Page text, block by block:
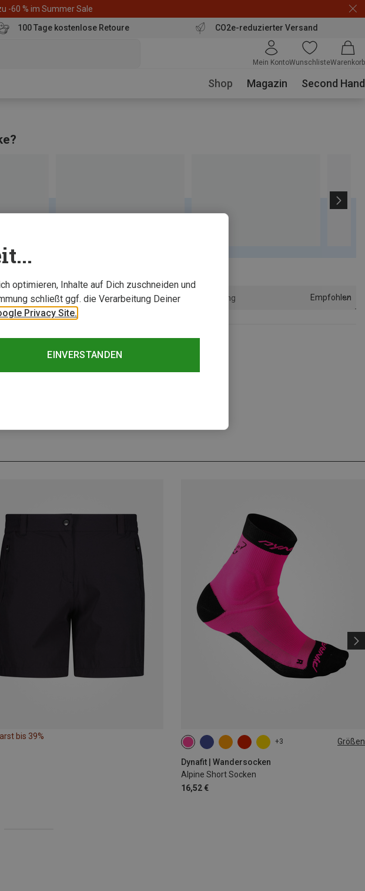
-60 % im Summer Sale
100 Tage kostenlose Retoure CO2e-reduzierter Versand
Mein KontoWunschlisteWarenkorb
Shop Magazin Second Hand
Sortierung Empfohlen
0 von 0 Artikel angesehen
bis 39%
+3 Größen
Dynafit | Wandersocken
Alpine Short Socken
16,52 €
35|36|37|38 39|40|41|42
optimieren, Inhalte auf Dich zuschneiden und
schließt ggf. die Verarbeitung Deiner
Privacy Site.
EINVERSTANDEN